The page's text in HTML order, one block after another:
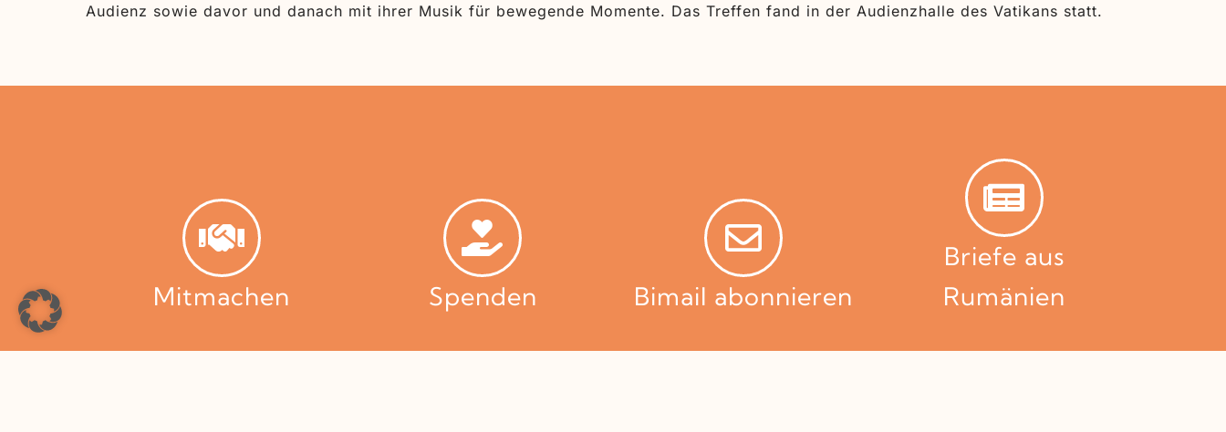
Audienz sowie davor und danach mit ihrer Musik für bewegende Momente. Das Treffen fand in der Audienzhalle des Vatikans statt.
Mitmachen Spenden Bimail abonnieren
Briefe aus
Rumänien